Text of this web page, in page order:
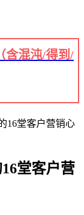
含混沌/得到/
16堂客户营销心
堂客户营